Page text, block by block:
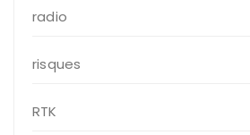
radio
risques
RTK